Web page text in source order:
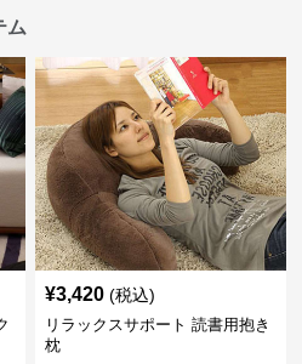
ム
¥3,420 (税込)
リラックスサポート 読書用抱き
枕